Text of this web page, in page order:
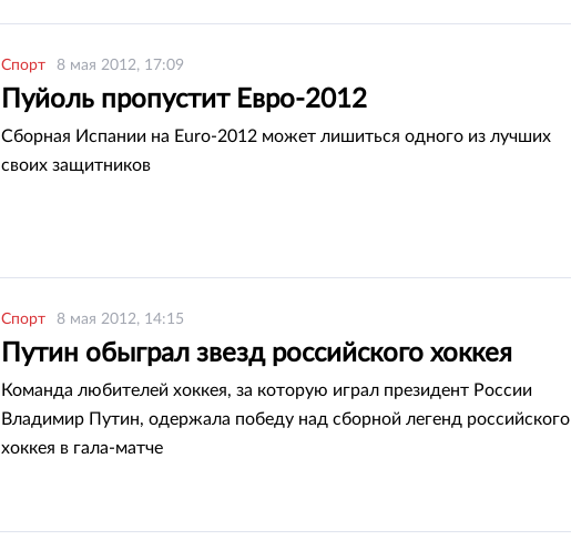
Спорт 8 мая 2012, 17:09
Пуйоль пропустит Евро-2012
Сборная Испании на Euro-2012 может лишиться одного из лучших
своих защитников
Спорт 8 мая 2012, 14:15
Путин обыграл звезд российского хоккея
Команда любителей хоккея, за которую играл президент России
Владимир Путин, одержала победу над сборной легенд российского
хоккея в гала-матче